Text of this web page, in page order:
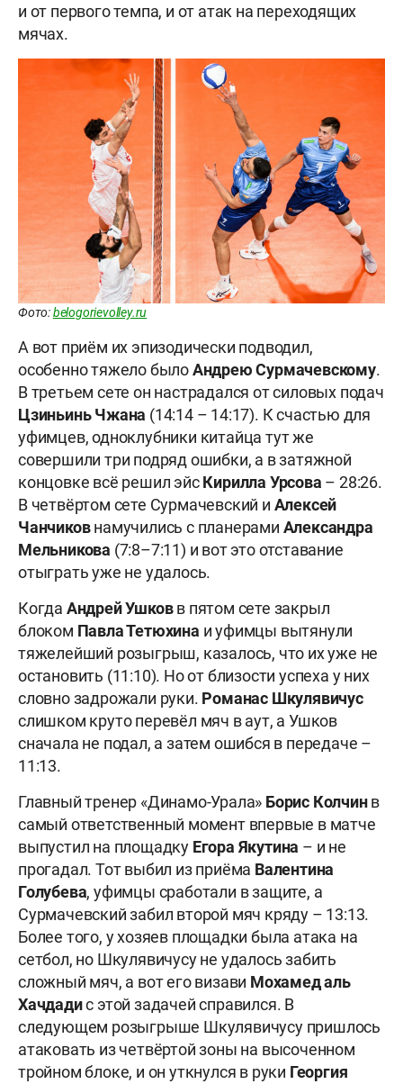
и от первого темпа, и от атак на переходящих
мячах.
Фото:belogorievolley.ru
А вот приём их эпизодически подводил,
особенно тяжело былоАндрею Сурмачевскому.
В третьем сете он настрадался от силовых подач
Цзиньинь Чжана (14:14 – 14:17). К счастью для
уфимцев, одноклубники китайца тут же
совершили три подряд ошибки, а в затяжной
концовке всё решил эйсКирилла Урсова – 28:26.
В четвёртом сете Сурмачевский и Алексей
Чанчиковнамучились с планерами Александра
Мельникова (7:8–7:11) и вот это отставание
отыграть уже не удалось.
Когда Андрей Ушковв пятом сете закрыл
блоком Павла Тетюхина и уфимцы вытянули
тяжелейший розыгрыш, казалось, что их уже не
остановить (11:10). Но от близости успеха у них
словно задрожали руки. Романас Шкулявичус
слишком круто перевёл мяч в аут, а Ушков
сначала не подал, а затем ошибся в передаче –
11:13.
Главный тренер «Динамо-Урала» Борис Колчинв
самый ответственный момент впервые в матче
выпустил на площадку Егора Якутина – и не
прогадал. Тот выбил из приёма Валентина
Голубева, уфимцы сработали в защите, а
Сурмачевский забил второй мяч кряду – 13:13.
Более того, у хозяев площадки была атака на
сетбол, но Шкулявичусу не удалось забить
сложный мяч, а вот его визави Мохамед аль
Хачдадис этой задачей справился. В
следующем розыгрыше Шкулявичусу пришлось
атаковать из четвёртой зоны на высоченном
тройном блоке, и он уткнулся в руки Георгия